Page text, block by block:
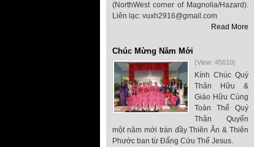
(NorthWest corner of Magnolia/Hazard).
Liên lạc: vuxh2916@gmail.com
Read More
Chúc Mừng Năm Mới
(View: 45610)
Kính Chúc Quý
Thân Hữu &
Giáo Hữu Cùng
Toàn Thể Quý
Thân Quyến
một năm mới tràn đầy Thiên Ân & Thiên
Phước ban từ Đấng Cứu Thế Jesus.